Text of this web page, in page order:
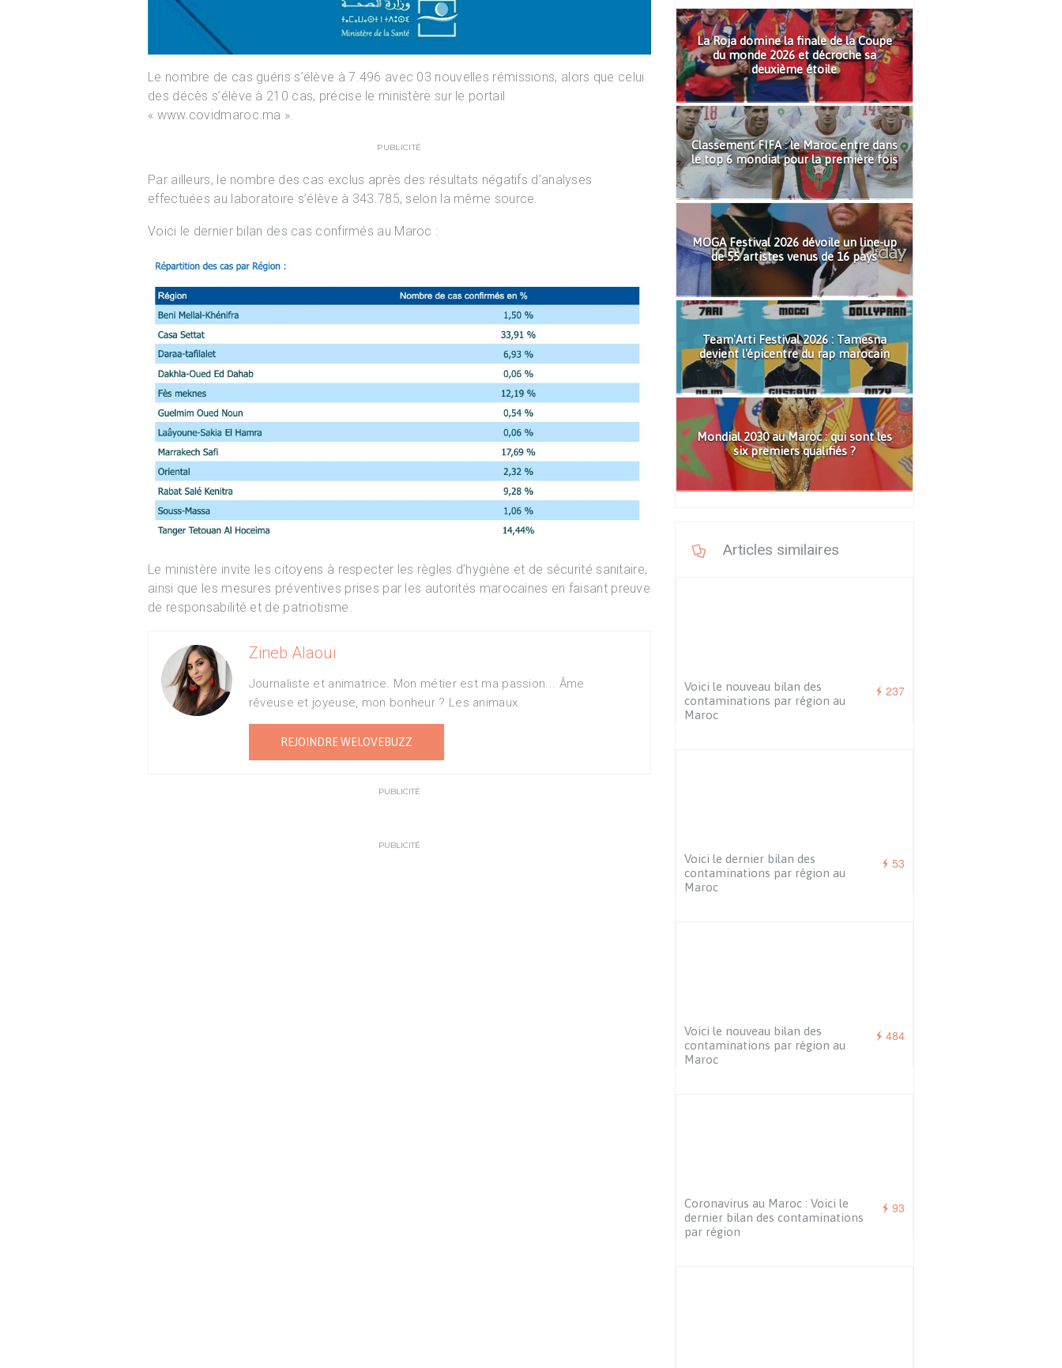
Le nombre de cas guéris s’élève à 7.496 avec 03 nouvelles rémissions, alors que celui
des décès s’élève à 210 cas, précise le ministère sur le portail
« www.covidmaroc.ma ».
PUBLICITÉ
Par ailleurs, le nombre des cas exclus après des résultats négatifs d’analyses
effectuées au laboratoire s’élève à 343.785, selon la même source.
Voici le dernier bilan des cas confirmés au Maroc :
Le ministère invite les citoyens à respecter les règles d’hygiène et de sécurité sanitaire,
ainsi que les mesures préventives prises par les autorités marocaines en faisant preuve
de responsabilité et de patriotisme.
Zineb Alaoui
Journaliste et animatrice. Mon métier est ma passion... Âme
rêveuse et joyeuse, mon bonheur ? Les animaux.
REJOINDRE WELOVEBUZZ
PUBLICITÉ
PUBLICITÉ
La Roja domine la finale de la Coupe
du monde 2026 et décroche sa
deuxième étoile
Classement FIFA : le Maroc entre dans
le top 6 mondial pour la première fois
MOGA Festival 2026 dévoile un line-up
de 55 artistes venus de 16 pays
Team'Arti Festival 2026 : Tamesna
devient l'épicentre du rap marocain
Mondial 2030 au Maroc : qui sont les
six premiers qualifiés ?
Articles similaires
237
Voici le nouveau bilan des
contaminations par région au
Maroc
53
Voici le dernier bilan des
contaminations par région au
Maroc
484
Voici le nouveau bilan des
contaminations par région au
Maroc
93
Coronavirus au Maroc : Voici le
dernier bilan des contaminations
par région